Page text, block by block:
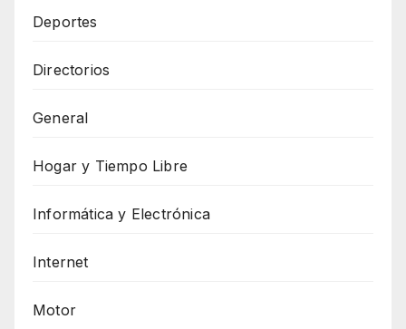
Deportes
Directorios
General
Hogar y Tiempo Libre
Informática y Electrónica
Internet
Motor